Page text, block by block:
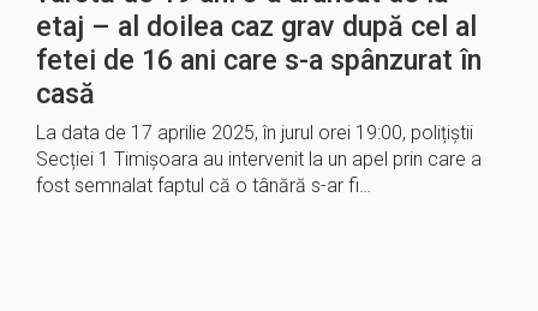
etaj – al doilea caz grav după cel al
fetei de 16 ani care s-a spânzurat în
casă
La data de 17 aprilie 2025, în jurul orei 19:00, polițiștii
Secției 1 Timișoara au intervenit la un apel prin care a
fost semnalat faptul că o tânără s-ar fi…